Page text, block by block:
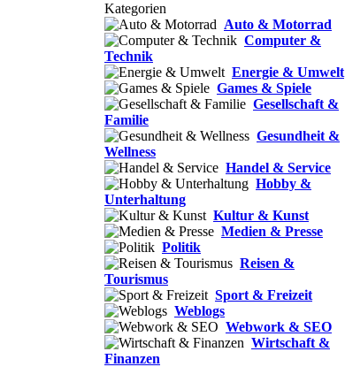
Kategorien
Auto & Motorrad
Computer &
Technik
Energie & Umwelt
Games & Spiele
Gesellschaft &
Familie
Gesundheit &
Wellness
Handel & Service
Hobby &
Unterhaltung
Kultur & Kunst
Medien & Presse
Politik
Reisen &
Tourismus
Sport & Freizeit
Weblogs
Webwork & SEO
Wirtschaft &
Finanzen